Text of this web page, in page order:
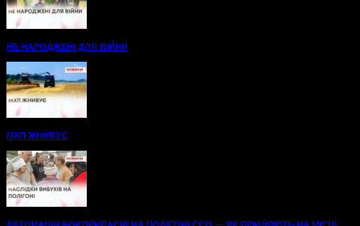
НЕ НАРОДЖЕНІ ДЛЯ ВІЙНИ
МХП ЖНИВУЄ